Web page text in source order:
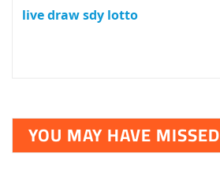
live draw sdy lotto
YOU MAY HAVE MISSED